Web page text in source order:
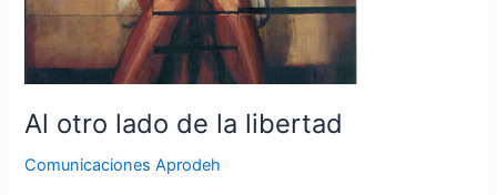
Al otro lado de la libertad
Comunicaciones Aprodeh